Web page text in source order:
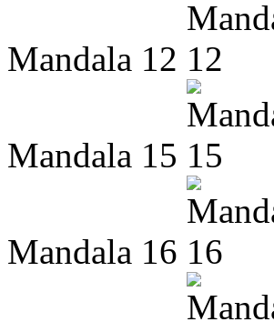
Mandala 12
Mandala 15
Mandala 16